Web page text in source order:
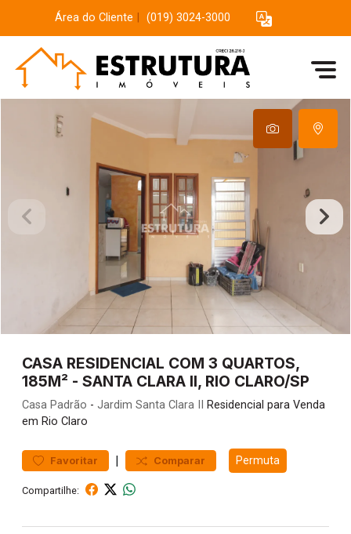
Área do Cliente (019) 3024-3000
CASA RESIDENCIAL COM 3 QUARTOS,
185M² - SANTA CLARA II, RIO CLARO/SP
Casa Padrão - Jardim Santa Clara II
Residencial para Venda
em Rio Claro
Favoritar | Comparar Permuta
Compartilhe: